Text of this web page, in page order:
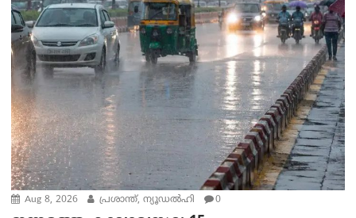
Aug 8, 2026 പ്രശാന്ത്, ന്യൂഡല്‍ഹി 0